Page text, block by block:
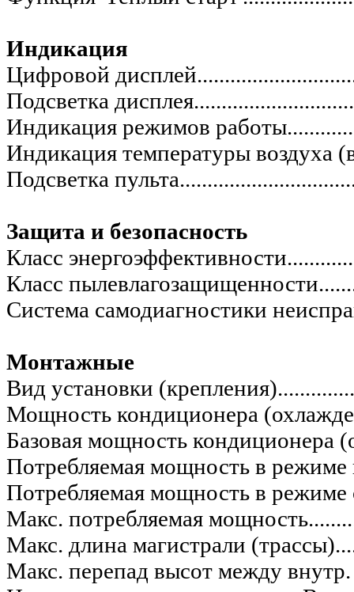
Индикация
Цифровой
Подсветка
Индикация режимов
Индикация температуры воздуха
Подсветка
Защита и безопасность
Класс
Класс
Система самодиагностики
Монтажные
Вид установки
Мощность кондиционера
Базовая мощность кондиционера
Потребляемая мощность в режиме
Потребляемая мощность в режиме
Макс. потребляемая
Макс. длина магистрали
Макс. перепад высот между